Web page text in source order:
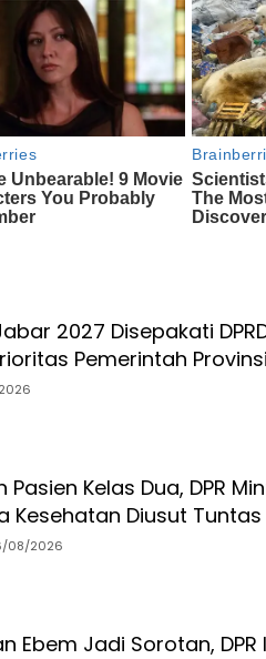
2027 Disepakati
Pemerintah Provinsi
Pasien Kelas Dua, DPR
Kesehatan Diusut Tuntas
08/2026
Ebem Jadi Sorotan,